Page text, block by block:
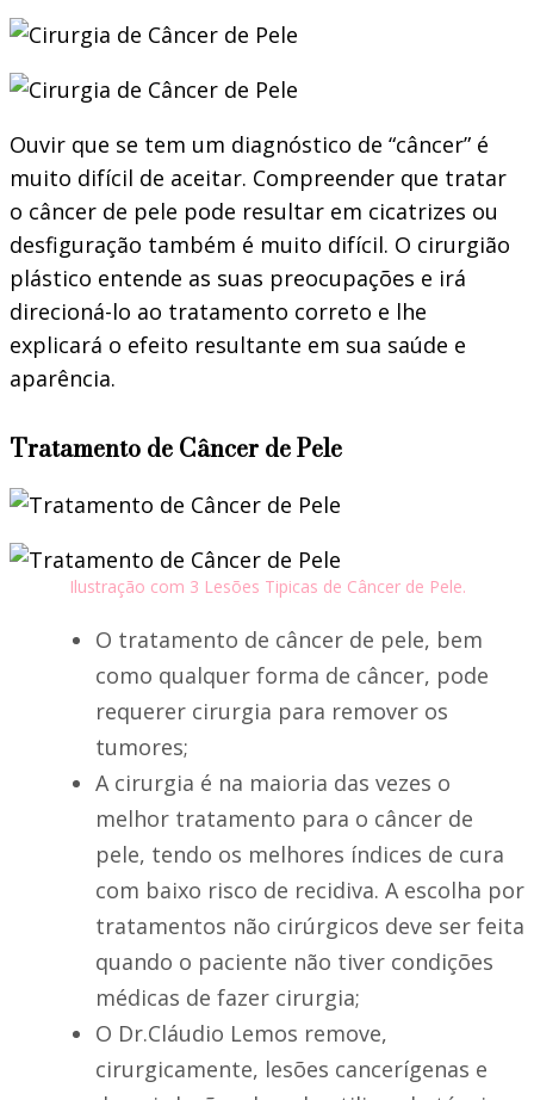
Ouvir que se tem um diagnóstico de “câncer” é
muito difícil de aceitar. Compreender que tratar
o câncer de pele pode resultar em cicatrizes ou
desfiguração também é muito difícil. O cirurgião
plástico entende as suas preocupações e irá
direcioná-lo ao tratamento correto e lhe
explicará o efeito resultante em sua saúde e
aparência.
Tratamento de Câncer de Pele
Ilustração com 3 Lesões Tipicas de Câncer de Pele.
O tratamento de câncer de pele, bem
como qualquer forma de câncer, pode
requerer cirurgia para remover os
tumores;
A cirurgia é na maioria das vezes o
melhor tratamento para o câncer de
pele, tendo os melhores índices de cura
com baixo risco de recidiva. A escolha por
tratamentos não cirúrgicos deve ser feita
quando o paciente não tiver condições
médicas de fazer cirurgia;
O Dr.Cláudio Lemos remove,
cirurgicamente, lesões cancerígenas e